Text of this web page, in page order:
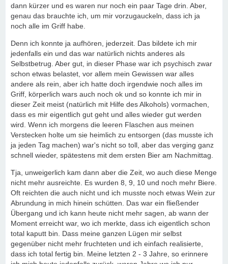
dann kürzer und es waren nur noch ein paar Tage drin. Aber,
genau das brauchte ich, um mir vorzugauckeln, dass ich ja
noch alle im Griff habe.
Denn ich konnte ja aufhören, jederzeit. Das bildete ich mir
jedenfalls ein und das war natürlich nichts anderes als
Selbstbetrug. Aber gut, in dieser Phase war ich psychisch zwar
schon etwas belastet, vor allem mein Gewissen war alles
andere als rein, aber ich hatte doch irgendwie noch alles im
Griff, körperlich wars auch noch ok und so konnte ich mir in
dieser Zeit meist (natürlich mit Hilfe des Alkohols) vormachen,
dass es mir eigentlich gut geht und alles wieder gut werden
wird. Wenn ich morgens die leeren Flaschen aus meinen
Verstecken holte um sie heimlich zu entsorgen (das musste ich
ja jeden Tag machen) war's nicht so toll, aber das verging ganz
schnell wieder, spätestens mit dem ersten Bier am Nachmittag.
Tja, unweigerlich kam dann aber die Zeit, wo auch diese Menge
nicht mehr ausreichte. Es wurden 8, 9, 10 und noch mehr Biere.
Oft reichten die auch nicht und ich musste noch etwas Wein zur
Abrundung in mich hinein schütten. Das war ein fließender
Übergang und ich kann heute nicht mehr sagen, ab wann der
Moment erreicht war, wo ich merkte, dass ich eigentlich schon
total kaputt bin. Dass meine ganzen Lügen mir selbst
gegenüber nicht mehr fruchteten und ich einfach realisierte,
dass ich total fertig bin. Meine letzten 2 - 3 Jahre, so erinnere